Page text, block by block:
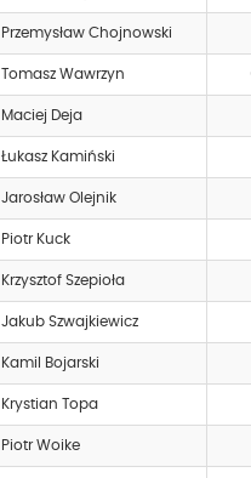
Przemysław Chojnowski
Tomasz Wawrzyn
Maciej Deja
Łukasz Kamiński
Jarosław Olejnik
Piotr Kuck
Krzysztof Szepioła
Jakub Szwajkiewicz
Kamil Bojarski
Krystian Topa
Piotr Woike